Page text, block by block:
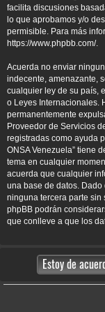
facilita discusiones
lo que aprobamos y/o
permisible. Para más
https://www.phpbb.com/.
Acuerda no enviar
indecente, amenazante,
cualquier ley de su país,
o Leyes Internacionales.
permanentemente
Proveedor de Servicios
registradas como ayuda
ONSA Venezuela” tiene
tema en cualquier
acuerda que cualquier
una base de datos.
ninguna tercera parte sin
phpBB podrán
que conlleve a que los